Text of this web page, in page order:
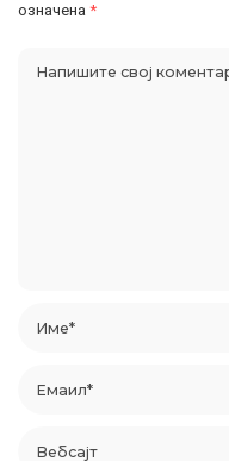
означена *